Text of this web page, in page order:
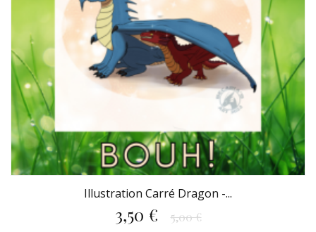
Illustration Carré Dragon -...
3,50 € 5,00 €